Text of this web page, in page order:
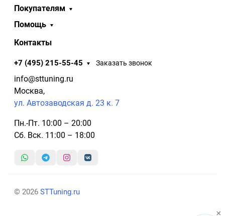
Покупателям
Помощь
Контакты
+7 (495) 215-55-45 Заказать звонок
info@sttuning.ru
Москва,
ул. Автозаводская д. 23 к. 7
Пн.-Пт. 10:00 – 20:00
Сб. Вск. 11:00 – 18:00
© 2026 STTuning.ru
×